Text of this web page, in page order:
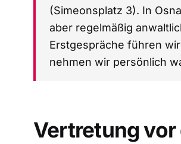
(Simeonsplatz 3). In
aber regelmäßig
Erstgespräche führen
nehmen wir persönlich
Vertretung